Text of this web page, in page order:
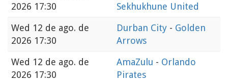
2026 17:30
Sekhukhune United
Wed 12 de ago. de
2026 17:30
Durban City - Golden
Arrows
Wed 12 de ago. de
2026 17:30
AmaZulu - Orlando
Pirates